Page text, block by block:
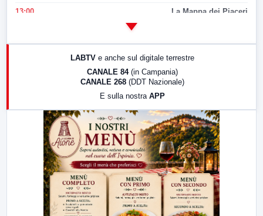
13:00 La Mappa dei Piaceri
LabNews (replica)
LABTV e anche sul digitale terrestre
CANALE 84 (in Campania)
CANALE 268 (DDT Nazionale)
E sulla nostra APP